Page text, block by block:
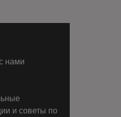
нами
и советы по